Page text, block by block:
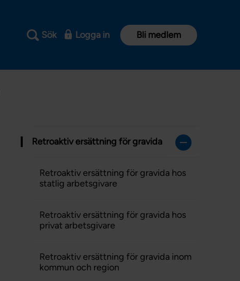
Sök Logga in Bli medlem
Retroaktiv ersättning för gravida
Retroaktiv ersättning för gravida hos
statlig arbetsgivare
Retroaktiv ersättning för gravida hos
privat arbetsgivare
Retroaktiv ersättning för gravida inom
kommun och region